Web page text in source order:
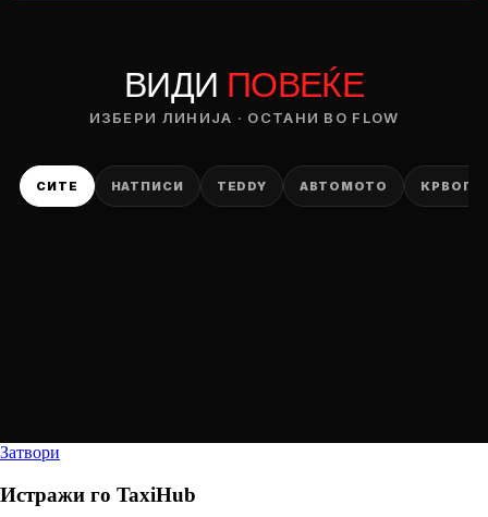
ВИДИ ПОВЕЌЕ
ИЗБЕРИ ЛИНИЈА · ОСТАНИ ВО FLOW
СИТЕ НАТПИСИ TEDDY АВТОМОТО
Затвори
Истражи го TaxiHub